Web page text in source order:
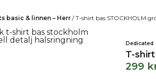
basic & linnen – Herr /T-shirt bas STOCKHOLM
Dedicated
T-
299